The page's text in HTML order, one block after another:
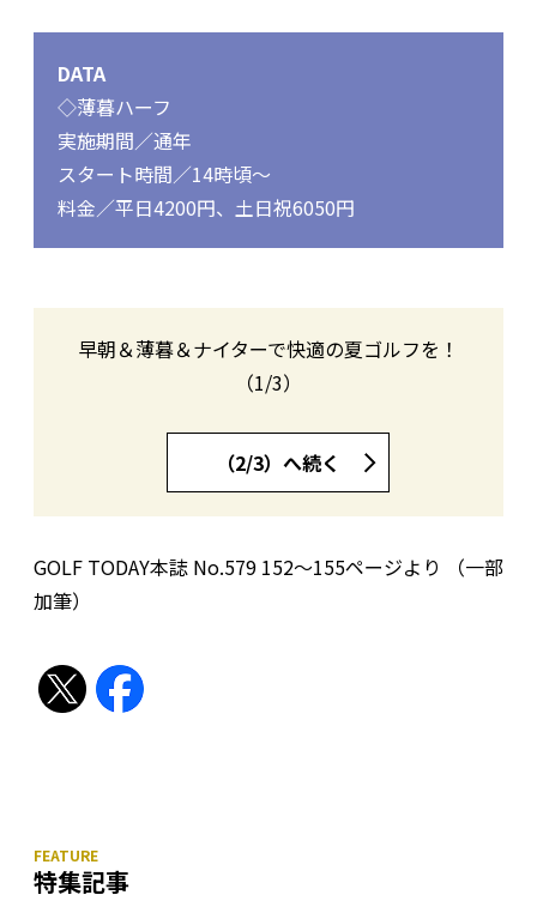
DATA
◇薄暮ハーフ
実施期間／通年
スタート時間／14時頃～
料金／平日4200円、土日祝6050円
早朝＆薄暮＆ナイターで快適の夏ゴルフを！
（1/3）
（2/3）へ続く
GOLF TODAY本誌 No.579 152〜155ページより （一部
加筆）
特集記事